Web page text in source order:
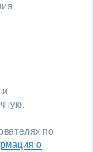
и
по
о